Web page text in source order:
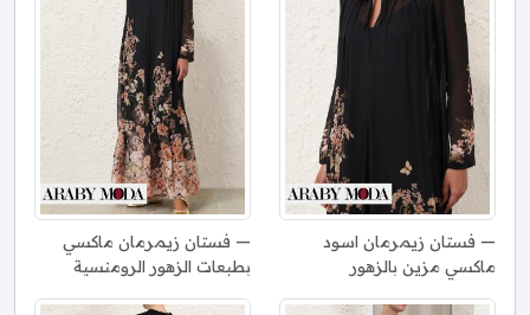
فستان زيمرمان اسود
ماكسي مزين بالزهور
فستان زيمرمان ماكسي
بطبعات الزهور الرومنسية